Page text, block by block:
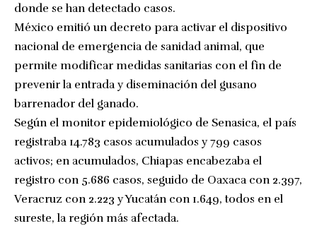
donde se han detectado casos.
México emitió un decreto para activar el dispositivo
nacional de emergencia de sanidad animal, que
permite modificar medidas sanitarias con el fin de
prevenir la entrada y diseminación del gusano
barrenador del ganado.
Según el monitor epidemiológico de Senasica, el país
registraba 14.783 casos acumulados y 799 casos
activos; en acumulados, Chiapas encabezaba el
registro con 5.686 casos, seguido de Oaxaca con 2.397,
Veracruz con 2.223 y Yucatán con 1.649, todos en el
sureste, la región más afectada.